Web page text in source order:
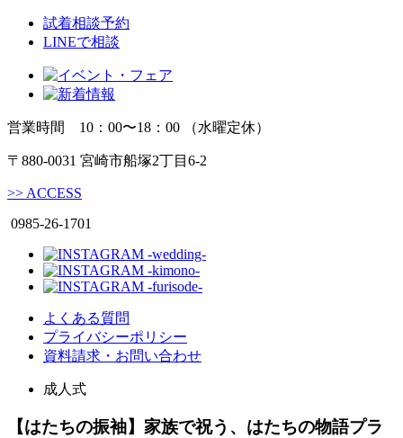
試着相談予約
LINEで相談
営業時間 10：00〜18：00 （水曜定休）
〒880-0031 宮崎市船塚2丁目6-2
>> ACCESS
0985-26-1701
よくある質問
プライバシーポリシー
資料請求・お問い合わせ
成人式
【はたちの振袖】家族で祝う、はたちの物語プラ